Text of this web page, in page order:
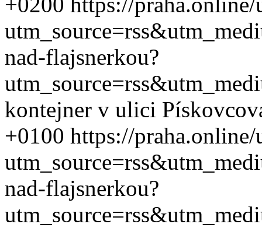
nad-flajsnerkou?
kontejner v ulici
+0100 https://
nad-flajsnerkou?